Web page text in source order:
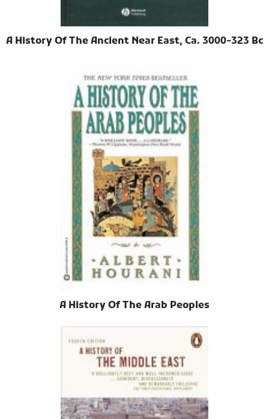
A History Of The Ancient Near East, Ca. 3000-323 Bc
A History Of The Arab Peoples